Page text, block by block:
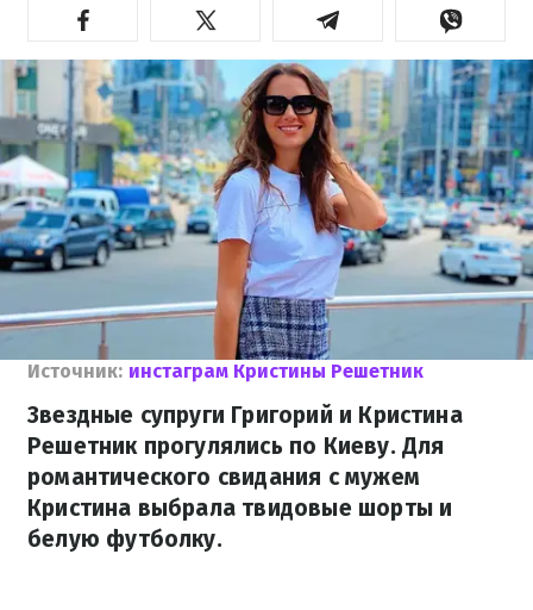
Источник: инстаграм Кристины Решетник
Звездные супруги Григорий и Кристина
Решетник прогулялись по Киеву. Для
романтического свидания с мужем
Кристина выбрала твидовые шорты и
белую футболку.